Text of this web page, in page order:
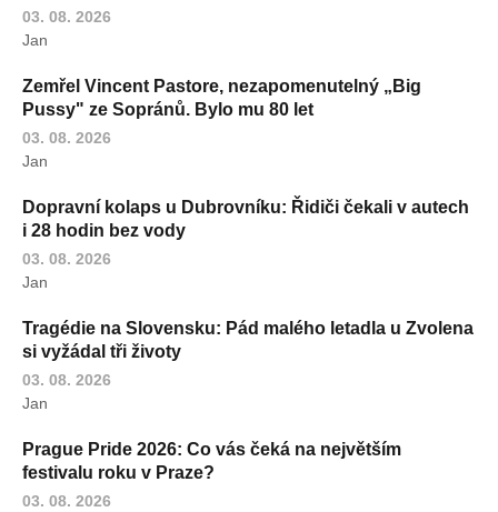
03. 08. 2026
Jan
Zemřel Vincent Pastore, nezapomenutelný „Big
Pussy" ze Sopránů. Bylo mu 80 let
03. 08. 2026
Jan
Dopravní kolaps u Dubrovníku: Řidiči čekali v autech
i 28 hodin bez vody
03. 08. 2026
Jan
Tragédie na Slovensku: Pád malého letadla u Zvolena
si vyžádal tři životy
03. 08. 2026
Jan
Prague Pride 2026: Co vás čeká na největším
festivalu roku v Praze?
03. 08. 2026